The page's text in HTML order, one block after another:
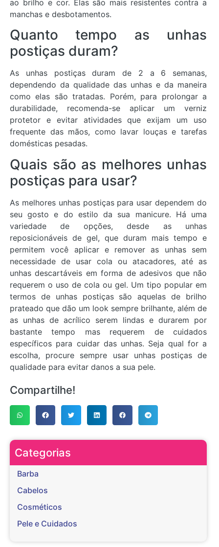
ao brilho e cor. Elas são mais resistentes contra a
manchas e desbotamentos.
Quanto tempo as unhas
postiças duram?
As unhas postiças duram de 2 a 6 semanas,
dependendo da qualidade das unhas e da maneira
como elas são tratadas. Porém, para prolongar a
durabilidade, recomenda-se aplicar um verniz
protetor e evitar atividades que exijam um uso
frequente das mãos, como lavar louças e tarefas
domésticas pesadas.
Quais são as melhores unhas
postiças para usar?
As melhores unhas postiças para usar dependem do
seu gosto e do estilo da sua manicure. Há uma
variedade de opções, desde as unhas
reposicionáveis de gel, que duram mais tempo e
permitem você aplicar e remover as unhas sem
necessidade de usar cola ou atacadores, até as
unhas descartáveis em forma de adesivos que não
requerem o uso de cola ou gel. Um tipo popular em
termos de unhas postiças são aquelas de brilho
prateado que dão um look sempre brilhante, além de
as unhas de acrílico serem lindas e durarem por
bastante tempo mas requerem de cuidados
específicos para cuidar das unhas. Seja qual for a
escolha, procure sempre usar unhas postiças de
qualidade para evitar danos a sua pele.
Compartilhe!
Categorias
Barba
Cabelos
Cosméticos
Pele e Cuidados